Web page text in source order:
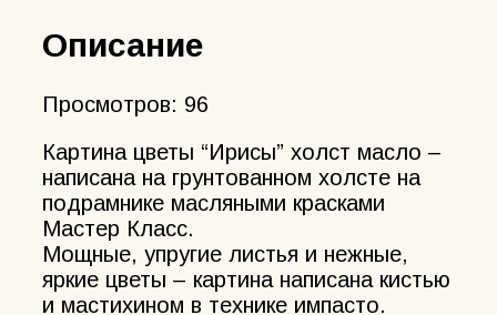
Описание
Просмотров: 96
Картина цветы “Ирисы” холст масло –
написана на грунтованном холсте на
подрамнике масляными красками
Мастер Класс.
Мощные, упругие листья и нежные,
яркие цветы – картина написана кистью
и мастихином в технике импасто.